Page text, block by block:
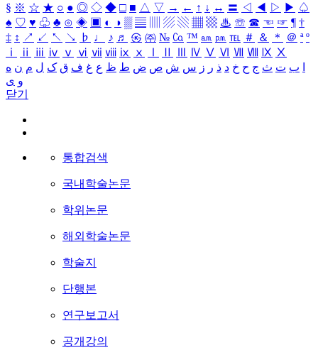
§ ※ ☆ ★ ○ ● ◎ ◇ ◆ □ ■ △ ▽ → ← ↑ ↓ ↔ 〓 ◁ ◀ ▷ ▶ ♤
♠ ♡ ♥ ♧ ♣ ⊙ ◈ ▣ ◐ ◑ ▒ ▤ ▨ ▧ ▦ ▩ ♨ ☏ ☎ ☜ ☞ ¶ †
‡ ↕ ↗ ↙ ↖ ↘ ♭ ♩ ♪ ♬ ㉿ ㈜ № ㏇ ™ ㏂ ㏘ ℡ ＃ ＆ ＊ ＠ ª º
ⅰ
ⅱ ⅲ ⅳ ⅴ ⅵ ⅶ ⅷ ⅸ ⅹ Ⅳ Ⅴ Ⅵ Ⅶ Ⅷ Ⅸ Ⅹ
ب ت ث ج ح خ د ذ ر ز س ش ص ض ط ظ ع غ ف ق ک ل م ن ه
و ی
닫기
통합검색
국내학술논문
학위논문
해외학술논문
학술지
단행본
연구보고서
공개강의